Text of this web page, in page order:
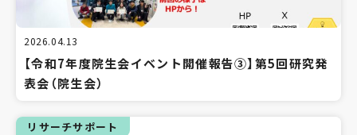
2026.04.13
【令和7年度院生会イベント開催報告③】第5回研究発
表会（院生会）
リサーチサポート